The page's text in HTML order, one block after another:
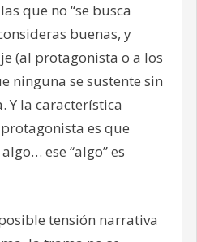
que no “se busca
buenas, y
(al protagonista o a los
ninguna se sustente sin
Y la característica
es que
ese “algo” es
tensión narrativa